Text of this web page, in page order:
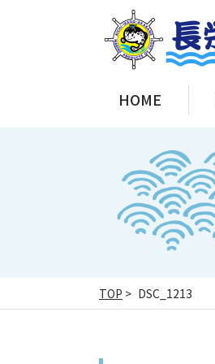
HOME
TOP > DSC_1213